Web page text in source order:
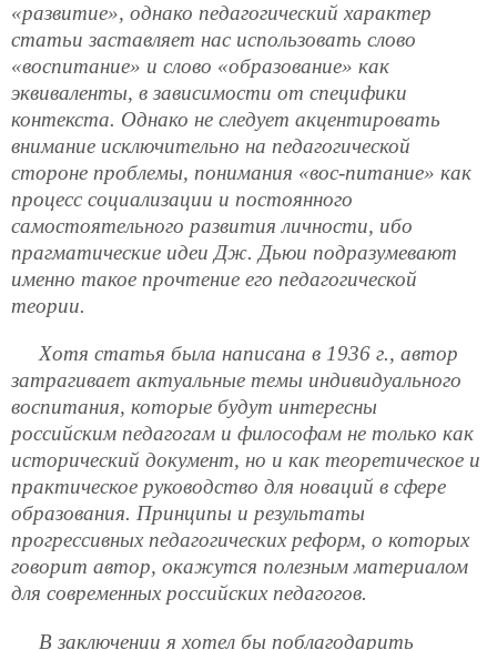
«развитие», однако педагогический характер
статьи заставляет нас использовать слово
«воспитание» и слово «образование» как
эквиваленты, в зависимости от специфики
контекста. Однако не следует акцентировать
внимание исключительно на педагогической
стороне проблемы, понимания «вос-питание» как
процесс социализации и постоянного
самостоятельного развития личности, ибо
прагматические идеи Дж. Дьюи подразумевают
именно такое прочтение его педагогической
теории.
Хотя статья была написана в 1936 г., автор
затрагивает актуальные темы индивидуального
воспитания, которые будут интересны
российским педагогам и философам не только как
исторический документ, но и как теоретическое и
практическое руководство для новаций в сфере
образования. Принципы и результаты
прогрессивных педагогических реформ, о которых
говорит автор, окажутся полезным материалом
для современных российских педагогов.
В заключении я хотел бы поблагодарить